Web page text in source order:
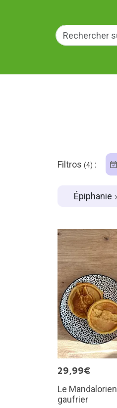
Filtros (4) :
Épiphanie
29,99€
Le
gaufrier